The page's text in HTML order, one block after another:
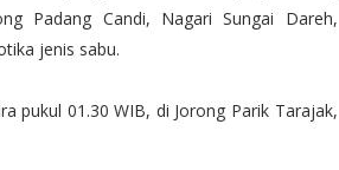
Padang Candi, Nagari Sungai Dareh,
jenis sabu.
pukul 01.30 WIB, di Jorong Parik Tarajak,